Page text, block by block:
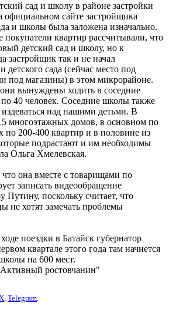
сад и школу в районе застройки
сайте застройщика
и школы была заложена изначально.
покупатели квартир рассчитывали, что
детский сад и школу, но к
застройщик так и не начал
детского сада (сейчас место под
под магазины) в этом микрорайоне.
вынуждены ходить в соседние
по 40 человек. Соседние школы также
над нашими детьми. В
многоэтажных домов, в основном по
по 200-400 квартир и в половине из
подрастают и им необходимы
Ольга Хмелевская.
она вместе с товарищами по
записать видеообращение
Путину, поскольку считает, что
не хотят замечать проблемы
поездки в Батайск губернатор
квартале этого года там начнется
на 600 мест.
ростовчанин"
, Telegram.